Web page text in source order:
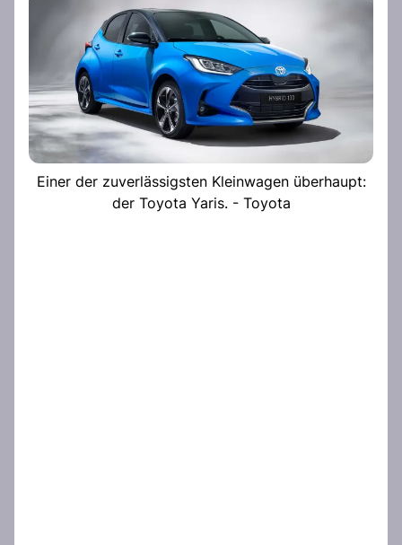
Einer der zuverlässigsten Kleinwagen überhaupt:
der Toyota Yaris. - Toyota